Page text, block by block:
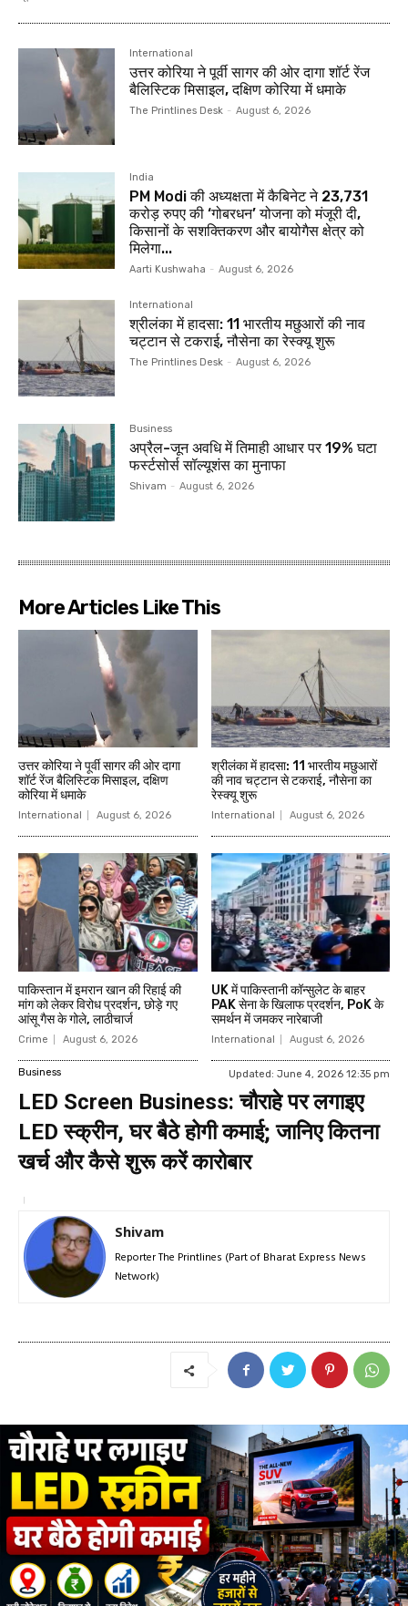
International
उत्तर कोरिया ने पूर्वी सागर की ओर दागा शॉर्ट रेंज
बैलिस्टिक मिसाइल, दक्षिण कोरिया में धमाके
The Printlines Desk - August 6, 2026
India
PM Modi की अध्यक्षता में कैबिनेट ने 23,731
करोड़ रुपए की ‘गोबरधन’ योजना को मंजूरी दी,
किसानों के सशक्तिकरण और बायोगैस क्षेत्र को
मिलेगा...
Aarti Kushwaha - August 6, 2026
International
श्रीलंका में हादसा: 11 भारतीय मछुआरों की नाव
चट्टान से टकराई, नौसेना का रेस्क्यू शुरू
The Printlines Desk - August 6, 2026
Business
अप्रैल-जून अवधि में तिमाही आधार पर 19% घटा
फर्स्टसोर्स सॉल्यूशंस का मुनाफा
Shivam - August 6, 2026
More Articles Like This
उत्तर कोरिया ने पूर्वी सागर की ओर दागा
शॉर्ट रेंज बैलिस्टिक मिसाइल, दक्षिण
कोरिया में धमाके
International August 6, 2026
श्रीलंका में हादसा: 11 भारतीय मछुआरों
की नाव चट्टान से टकराई, नौसेना का
रेस्क्यू शुरू
International August 6, 2026
पाकिस्तान में इमरान खान की रिहाई की
मांग को लेकर विरोध प्रदर्शन, छोड़े गए
आंसू गैस के गोले, लाठीचार्ज
Crime August 6, 2026
UK में पाकिस्तानी कॉन्सुलेट के बाहर
PAK सेना के खिलाफ प्रदर्शन, PoK के
समर्थन में जमकर नारेबाजी
International August 6, 2026